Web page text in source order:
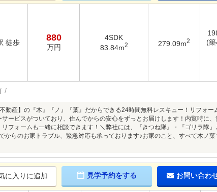
徒歩
880
万円
4SDK
83.84m2 279.09m2
(
】の『木』『ノ』『葉』だからできる24時間無料レスキュー！リフォー
ービスがついており、住んでからの安心をずっとお届けします！内覧時に、
フォームも一緒に相談できます！＼弊社には、『きつね隊』・『ゴリラ隊』
からのお家トラブル、緊急対応も承っております♪お家のこと、すべて木ノ葉
に入りに追加 見学予約をする お問い合わ